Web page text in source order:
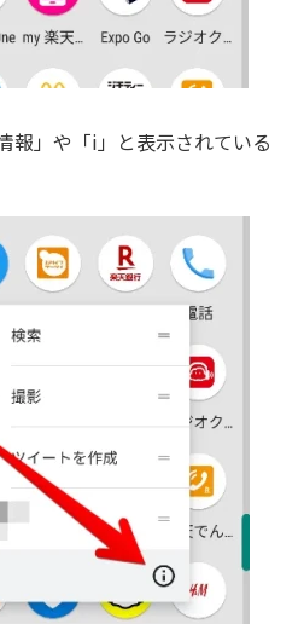
報」や「i」と表示されている